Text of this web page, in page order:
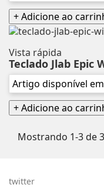
+ Adicione ao
Vista rápida
Teclado Jlab Epic
Artigo disponível
+ Adicione ao
Mostrando 1-3 de
twitter